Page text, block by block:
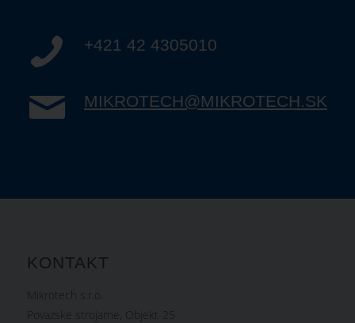
+421 42 4305010
MIKROTECH@MIKROTECH.SK
KONTAKT
Mikrotech s.r.o.
Povazske strojarne, Objekt-25